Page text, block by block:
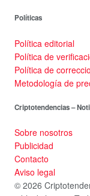
Políticas
Política editorial
Política de
Política de
Metodología de
Criptotendencias –
Sobre nosotros
Publicidad
Contacto
Aviso legal
© 2026